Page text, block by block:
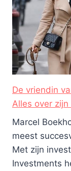
De vriendin
Alles over
Marcel
meest
Met zijn
Investments